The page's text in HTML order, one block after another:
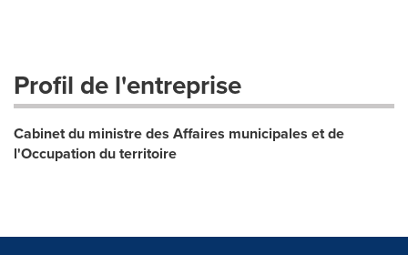
Profil de l'entreprise
Cabinet du ministre des Affaires municipales et de
l'Occupation du territoire